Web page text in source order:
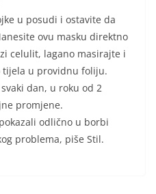
u posudi i ostavite da
ovu masku direktno
celulit, lagano masirajte i
tijela u providnu foliju.
dan, u roku od 2
promjene.
odlično u borbi
problema, piše Stil.